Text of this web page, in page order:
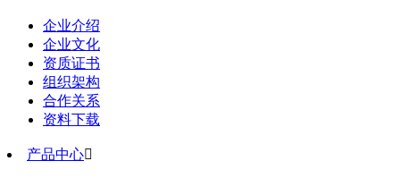
企业介绍
企业文化
资质证书
组织架构
合作关系
资料下载
产品中心